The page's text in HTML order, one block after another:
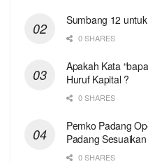
Sumbang 12
0 SHARES
Apakah Kata
Huruf Kapital ?
0 SHARES
Pemko Padang
Padang
0 SHARES